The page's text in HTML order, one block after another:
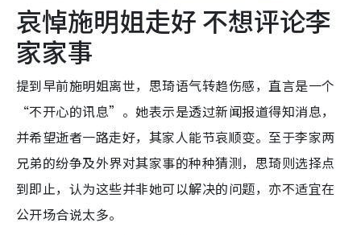
哀悼施明姐走好 不想评论李
家家事
提到早前施明姐离世，思琦语气转趋伤感，直言是一个
“不开心的讯息”。她表示是透过新闻报道得知消息，
并希望逝者一路走好，其家人能节哀顺变。至于李家两
兄弟的纷争及外界对其家事的种种猜测，思琦则选择点
到即止，认为这些并非她可以解决的问题，亦不适宜在
公开场合说太多。